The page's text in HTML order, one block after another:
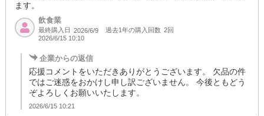
ます。
飲食業
最終購入日 2026/6/9 過去1年の購入回数 2回
2026/6/15 10:10
企業からの返信
応援コメントをいただきありがとうございます。 欠品の件
ではご迷惑をおかけし申し訳ございません。 今後ともどう
ぞよろしくお願いいたします。
2026/6/15 10:21